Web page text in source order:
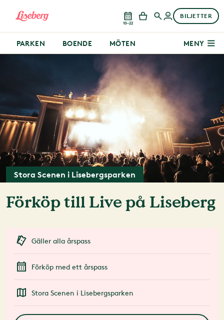
10–22
BILJETTER
PARKEN BOENDE MÖTEN MENY
Stora Scenen i Lisebergsparken
Förköp till Live på Liseberg
Gäller alla årspass
Förköp med ett årspass
Stora Scenen i Lisebergsparken